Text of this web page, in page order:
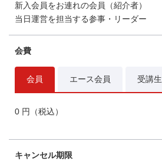
新入会員をお連れの会員（紹介者）
当日運営を担当する参事・リーダー
会費
会員 エース会員 受講生
0 円（税込）
キャンセル期限